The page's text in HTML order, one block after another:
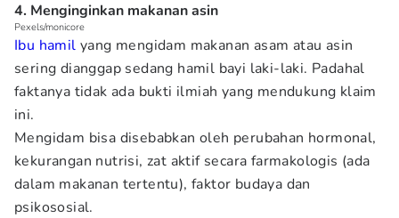
4. Menginginkan makanan asin
Pexels/monicore
Ibu hamil yang mengidam makanan asam atau asin
sering dianggap sedang hamil bayi laki-laki. Padahal
faktanya tidak ada bukti ilmiah yang mendukung klaim
ini.
Mengidam bisa disebabkan oleh perubahan hormonal,
kekurangan nutrisi, zat aktif secara farmakologis (ada
dalam makanan tertentu), faktor budaya dan
psikososial.